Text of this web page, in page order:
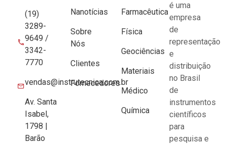
(19)
3289-
9649 /
3342-
7770
vendas@instrutecnica.com.br
Av. Santa
Isabel,
1798 |
Barão
Nanotícias
Sobre
Nós
Clientes
Fornecedores
Farmacêutica
Física
Geociências
Materiais
Médico
Química
é uma
empresa
de
representação
e
distribuição
no Brasil
de
instrumentos
científicos
para
pesquisa e